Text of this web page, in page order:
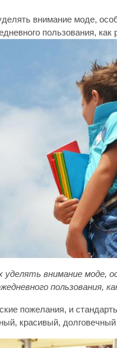
внимание моде,
пользования, как
внимание моде,
пользования,
пожелания, и
красивый,